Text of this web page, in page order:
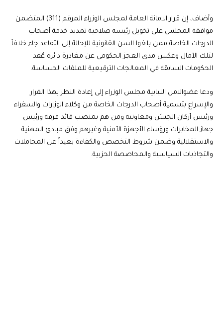
وأضاف، إن قرار الامانة العامة لمجلس الوزراء المرقم (311) المتضمن
موافقة المجلس على تخويل رئيسه صلاحية تمديد خدمة أصحاب
الدرجات الخاصة ممن بلغوا السن القانونية للإحالة إلى التقاعد جاء خلافاً
لتلك الآمال وعكس مدى العجز الحكومي عن مغادرة دائرة عُقد
الحكومات السابقة في المعالجات الترقيعية للملفات الحساسة.
ودعا عضوالامن النيابية مجلس الوزراء إلى إعادة النظر بهذا القرار
والإسراع بتسمية أصحاب الدرجات الخاصة من وكلاء الوزارات والسفراء
ورئيس أركان الجيش ومعاونيه ومن هم بمنصب قائد فرقة ورئيس
جهاز المخابرات ورؤساء الأجهزة الأمنية وغيرهم وفق مبادئ المهنية
والاستقلالية وضمن شروط التخصص والكفاءة بعيداً عن المجاملات
والتجاذبات السياسية والمحاصصة الحزبية.